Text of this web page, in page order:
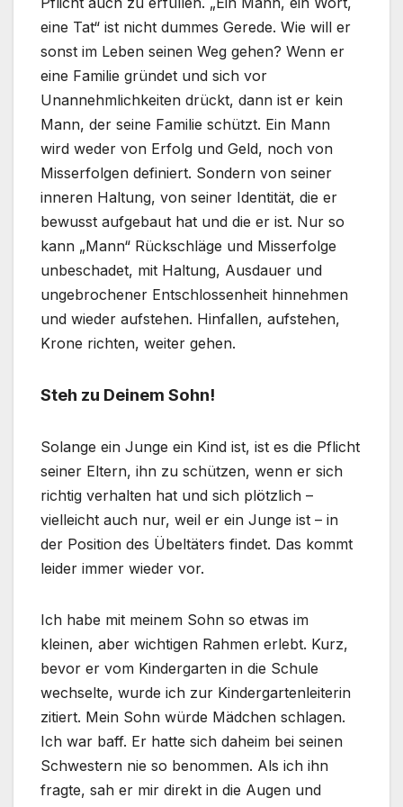
eine Tat“ ist nicht dummes Gerede. Wie will er
sonst im Leben seinen Weg gehen? Wenn er
eine Familie gründet und sich vor
Unannehmlichkeiten drückt, dann ist er kein
Mann, der seine Familie schützt. Ein Mann
wird weder von Erfolg und Geld, noch von
Misserfolgen definiert. Sondern von seiner
inneren Haltung, von seiner Identität, die er
bewusst aufgebaut hat und die er ist. Nur so
kann „Mann“ Rückschläge und Misserfolge
unbeschadet, mit Haltung, Ausdauer und
ungebrochener Entschlossenheit hinnehmen
und wieder aufstehen. Hinfallen, aufstehen,
Krone richten, weiter gehen.
Steh zu Deinem Sohn!
Solange ein Junge ein Kind ist, ist es die Pflicht
seiner Eltern, ihn zu schützen, wenn er sich
richtig verhalten hat und sich plötzlich –
vielleicht auch nur, weil er ein Junge ist – in
der Position des Übeltäters findet. Das kommt
leider immer wieder vor.
Ich habe mit meinem Sohn so etwas im
kleinen, aber wichtigen Rahmen erlebt. Kurz,
bevor er vom Kindergarten in die Schule
wechselte, wurde ich zur Kindergartenleiterin
zitiert. Mein Sohn würde Mädchen schlagen.
Ich war baff. Er hatte sich daheim bei seinen
Schwestern nie so benommen. Als ich ihn
fragte, sah er mir direkt in die Augen und